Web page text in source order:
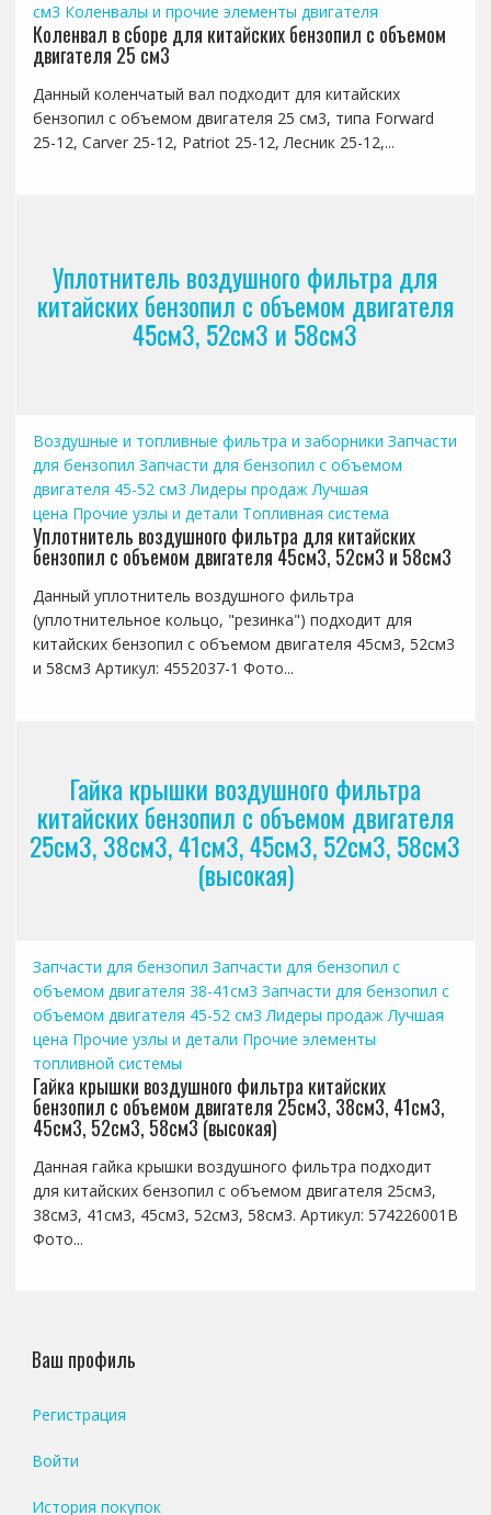
см3 Коленвалы и прочие элементы двигателя
Коленвал в сборе для китайских бензопил с объемом
двигателя 25 см3
Данный коленчатый вал подходит для китайских
бензопил с объемом двигателя 25 см3, типа Forward
25-12, Carver 25-12, Patriot 25-12, Лесник 25-12,...
Уплотнитель воздушного фильтра для
китайских бензопил с объемом двигателя
45см3, 52см3 и 58см3
Воздушные и топливные фильтра и заборники Запчасти
для бензопил Запчасти для бензопил с объемом
двигателя 45-52 см3 Лидеры продаж Лучшая
цена Прочие узлы и детали Топливная система
Уплотнитель воздушного фильтра для китайских
бензопил с объемом двигателя 45см3, 52см3 и 58см3
Данный уплотнитель воздушного фильтра
(уплотнительное кольцо, "резинка") подходит для
китайских бензопил с объемом двигателя 45см3, 52см3
и 58см3 Артикул: 4552037-1 Фото...
Гайка крышки воздушного фильтра
китайских бензопил с объемом двигателя
25см3, 38см3, 41см3, 45см3, 52см3, 58см3
(высокая)
Запчасти для бензопил Запчасти для бензопил с
объемом двигателя 38-41см3 Запчасти для бензопил с
объемом двигателя 45-52 см3 Лидеры продаж Лучшая
цена Прочие узлы и детали Прочие элементы
топливной системы
Гайка крышки воздушного фильтра китайских
бензопил с объемом двигателя 25см3, 38см3, 41см3,
45см3, 52см3, 58см3 (высокая)
Данная гайка крышки воздушного фильтра подходит
для китайских бензопил с объемом двигателя 25см3,
38см3, 41см3, 45см3, 52см3, 58см3. Артикул: 574226001B
Фото...
Ваш профиль
Регистрация
Войти
История покупок